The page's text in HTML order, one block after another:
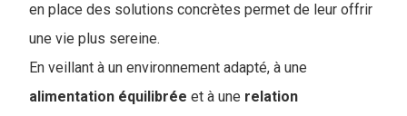
en place des solutions concrètes permet de leur offrir
une vie plus sereine.
En veillant à un environnement adapté, à une
alimentation équilibrée et à une relation